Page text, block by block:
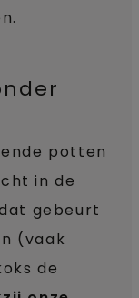
potten
in de
gebeurt
(vaak
de